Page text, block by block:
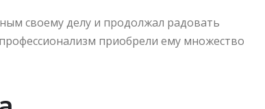
своему делу и продолжал радовать
приобрели ему множество